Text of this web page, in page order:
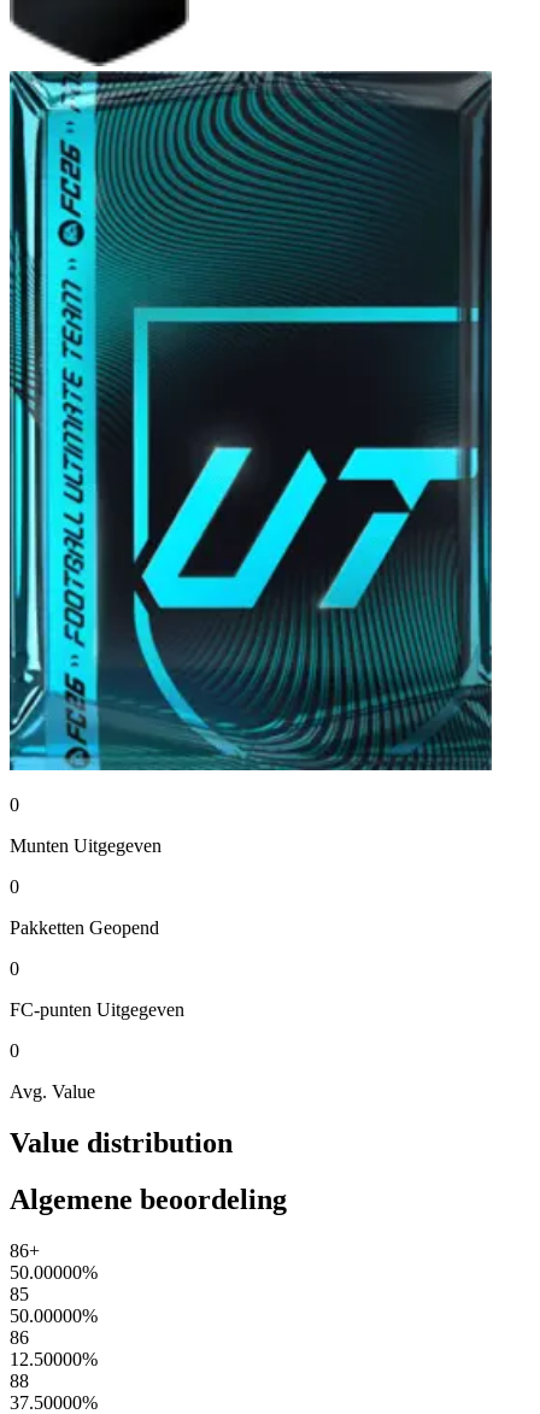
0
Munten Uitgegeven
0
Pakketten Geopend
0
FC-punten Uitgegeven
0
Avg. Value
Value distribution
Algemene beoordeling
86+
50.00000%
85
50.00000%
86
12.50000%
88
37.50000%